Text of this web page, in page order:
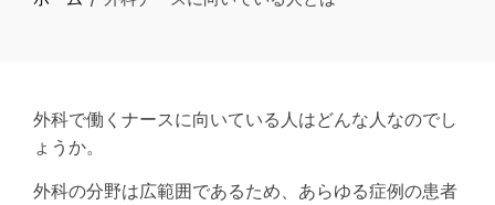
外科で働くナースに向いている人はどんな人なのでし
ょうか。
外科の分野は広範囲であるため、あらゆる症例の患者